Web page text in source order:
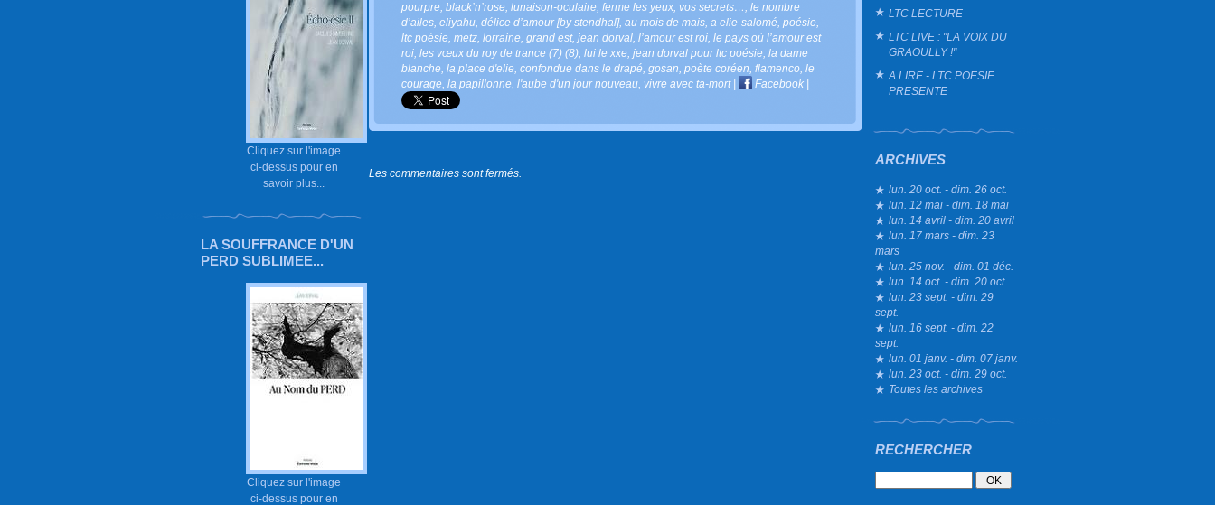
Cliquez sur l'image
ci-dessus pour en
savoir plus...
LA SOUFFRANCE D'UN
PERD SUBLIMEE...
Cliquez sur l'image
ci-dessus pour en
LTC LECTURE
LTC LIVE : "LA VOIX DU
GRAOULLY !"
A LIRE - LTC POESIE
PRESENTE
ARCHIVES
lun. 20 oct. - dim. 26 oct.
lun. 12 mai - dim. 18 mai
lun. 14 avril - dim. 20 avril
lun. 17 mars - dim. 23
mars
lun. 25 nov. - dim. 01 déc.
lun. 14 oct. - dim. 20 oct.
lun. 23 sept. - dim. 29
sept.
lun. 16 sept. - dim. 22
sept.
lun. 01 janv. - dim. 07 janv.
lun. 23 oct. - dim. 29 oct.
Toutes les archives
RECHERCHER
pourpre black’n’rose lunaison-oculaire ferme les yeux vos secrets…
le nombre
d’ailes eliyahu délice d’amour [by stendhal], au mois de mais a elie-salomé poésie
ltc poésie metz lorraine grand est, jean dorval l’amour est roi le pays où l’amour est
roi les vœux du roy de trance (7) (8) lui le xxe jean dorval pour ltc poésie la dame
blanche la place d'elie confondue dans le drapé gosan poète coréen flamenco le
courage la papillonne l'aube d'un jour nouveau vivre avec ta-mort| Facebook
Les commentaires sont fermés.